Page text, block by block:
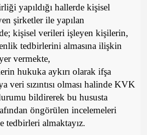
yapıldığı hallerde kişisel
şirketler ile yapılan
kişisel verileri işleyen kişilerin,
tedbirlerini almasına ilişkin
vermekte,
hukuka aykırı olarak ifşa
veri sızıntısı olması halinde KVK
bildirerek bu hususta
öngörülen incelemeleri
tedbirleri almaktayız.